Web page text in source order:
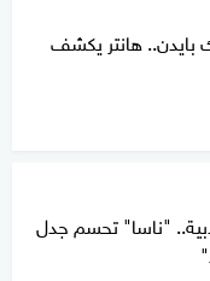
بايدن.. هانتر يكشف
"ناسا" تحسم جدل